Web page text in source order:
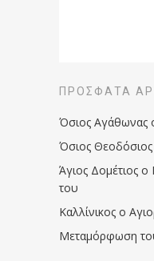
ΠΡΌΣΦΑΤΑ
Όσιος Αγάθωνας
Όσιος Θεοδόσιος
Άγιος Δομέτιος
του
Καλλίνικος ο
Μεταμόρφωση